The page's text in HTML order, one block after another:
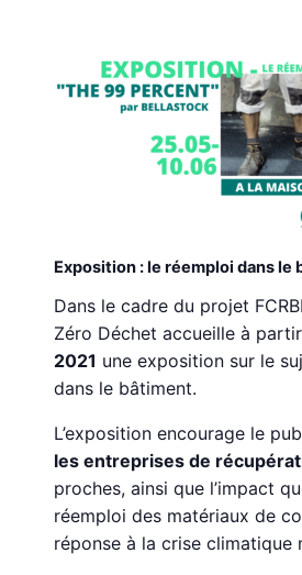
Exposition : le réemploi dans le
Dans le cadre du projet
Zéro Déchet accueille à
2021 une exposition sur le
dans le bâtiment.
L’exposition encourage le
les entreprises de
proches, ainsi que l’impact
réemploi des matériaux de
réponse à la crise climatique